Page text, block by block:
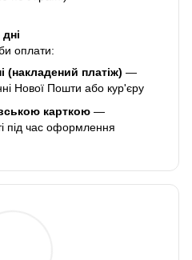
оплати:
(накладений платіж) —
Нової Пошти або кур'єру
карткою —
під час оформлення